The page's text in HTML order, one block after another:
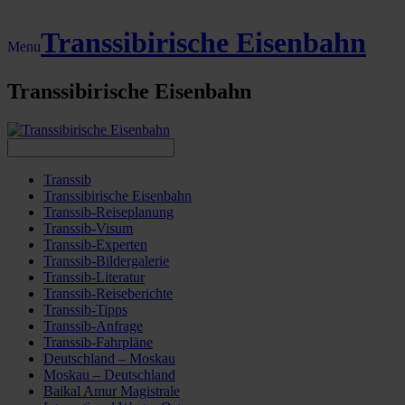
MenuTranssibirische Eisenbahn
Transsibirische Eisenbahn
Transsib
Transsibirische Eisenbahn
Transsib-Reiseplanung
Transsib-Visum
Transsib-Experten
Transsib-Bildergalerie
Transsib-Literatur
Transsib-Reiseberichte
Transsib-Tipps
Transsib-Anfrage
Transsib-Fahrpläne
Deutschland – Moskau
Moskau – Deutschland
Baikal Amur Magistrale